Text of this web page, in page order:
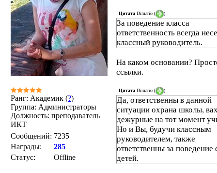
Ранг: Академик (?)
Группа: Администраторы
Должность: преподаватель
ИКТ
Сообщений: 7235
Награды:
285
Статус:
Offline
Цитата Dimario ( )
За поведение класса
ответственность всегда
классный руководитель.
На каком основании?
ссылки.
Цитата Dimario ( )
Да, ответственны в данной
ситуации охрана школы,
дежурные на тот момент
Но и Вы, будучи классным
руководителем, также
ответственны за поведение
детей.